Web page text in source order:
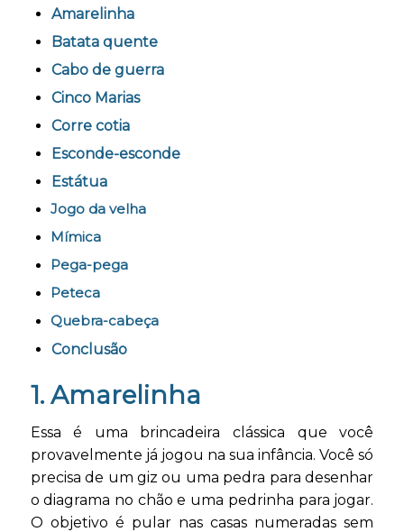
Amarelinha
Batata quente
Cabo de guerra
Cinco Marias
Corre cotia
Esconde-esconde
Estátua
Jogo da velha
Mímica
Pega-pega
Peteca
Quebra-cabeça
Conclusão
1. Amarelinha
Essa é uma brincadeira clássica que você
provavelmente já jogou na sua infância. Você só
precisa de um giz ou uma pedra para desenhar
o diagrama no chão e uma pedrinha para jogar.
O objetivo é pular nas casas numeradas sem